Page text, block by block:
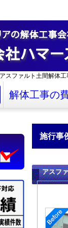
スファルト土間解体
解体工事の
施行事
アスフ